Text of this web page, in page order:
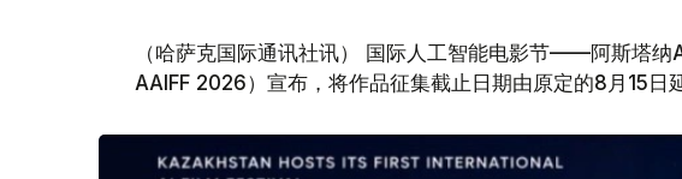
（哈萨克国际通讯社讯） 国际人工智能电影节——阿斯塔纳
AAIFF 2026）宣布，将作品征集截止日期由原定的8月15日